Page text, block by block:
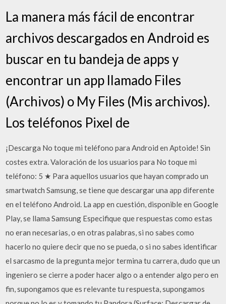
La manera más fácil de encontrar
archivos descargados en Android es
buscar en tu bandeja de apps y
encontrar un app llamado Files
(Archivos) o My Files (Mis archivos).
Los teléfonos Pixel de
¡Descarga No toque mi teléfono para Android en Aptoide! Sin
costes extra. Valoración de los usuarios para No toque mi
teléfono: 5 ★ Para aquellos usuarios que hayan comprado un
smartwatch Samsung, se tiene que descargar una app diferente
en el teléfono Android. La app en cuestión, disponible en Google
Play, se llama Samsung Especifique que respuestas como estas
no eran necesarias, o en otras palabras, si no sabes como
hacerlo no quiere decir que no se pueda, o si no sabes identificar
el sarcasmo de la pregunta mejor termina tu carrera, dudo que un
ingeniero se cierre a poder hacer algo o a entender algo pero en
fin, supongamos que es relevante tu respuesta, supongamos